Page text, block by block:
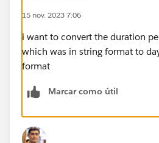
15 nov. 2023 7:06
i want to convert the duration
which was in string format to
format
Marcar como útil